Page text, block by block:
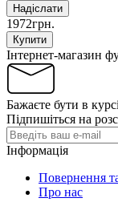
Надіслати
1972грн.
Купити
Інтернет-магазин
Бажаєте бути в
Підпишіться на
Інформація
Повернення
Про нас